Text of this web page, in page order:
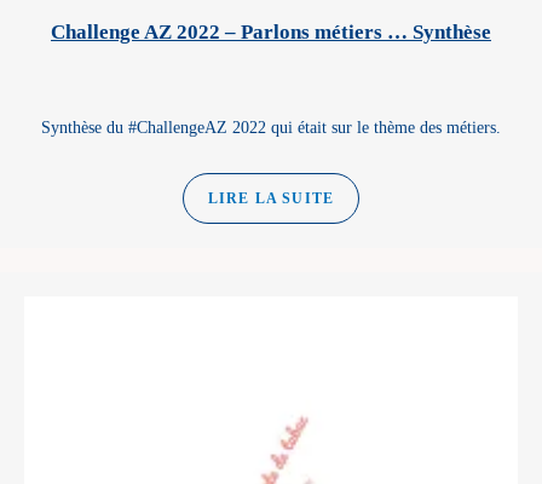
Challenge AZ 2022 – Parlons métiers … Synthèse
Synthèse du #ChallengeAZ 2022 qui était sur le thème des métiers.
LIRE LA SUITE